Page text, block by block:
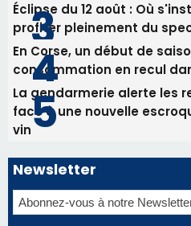
Éclipse du 12 août : Où
profiter pleinement du
En Corse, un début de
consommation en recul
La gendarmerie alerte les
face à une nouvelle
vin
Newsletter